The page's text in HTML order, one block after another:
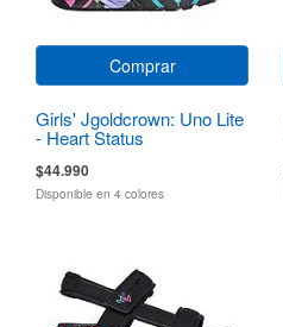
Comprar
Girls' Jgoldcrown: Uno Lite
- Heart Status
$44.990
Disponible en 4 colores